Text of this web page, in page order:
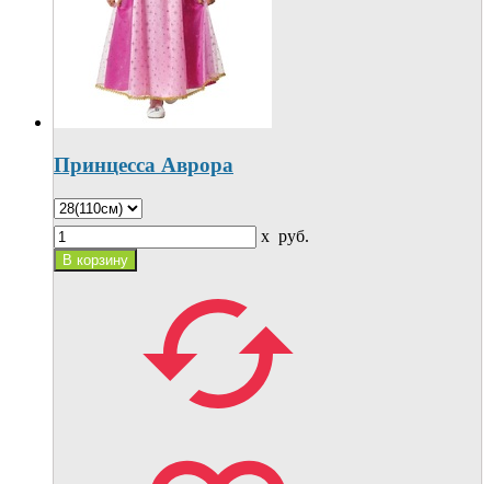
Принцесса Аврора
x руб.